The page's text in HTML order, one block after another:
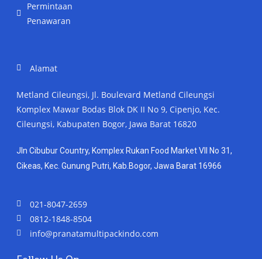
Permintaan
Penawaran
Alamat
Metland Cileungsi, Jl. Boulevard Metland Cileungsi
Komplex Mawar Bodas Blok DK II No 9, Cipenjo, Kec.
Cileungsi, Kabupaten Bogor, Jawa Barat 16820
Jln Cibubur Country, Komplex Rukan Food Market VII No 31,
Cikeas, Kec. Gunung Putri, Kab.Bogor, Jawa Barat 16966
021-8047-2659
0812-1848-8504
info@pranatamultipackindo.com